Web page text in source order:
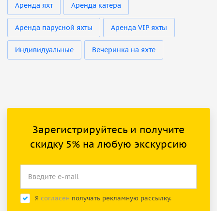
Аренда яхт Аренда катера
Аренда парусной яхты Аренда VIP яхты
Индивидуальные Вечеринка на яхте
Зарегистрируйтесь и получите
скидку 5% на любую экскурсию
Я согласен получать рекламную рассылку.